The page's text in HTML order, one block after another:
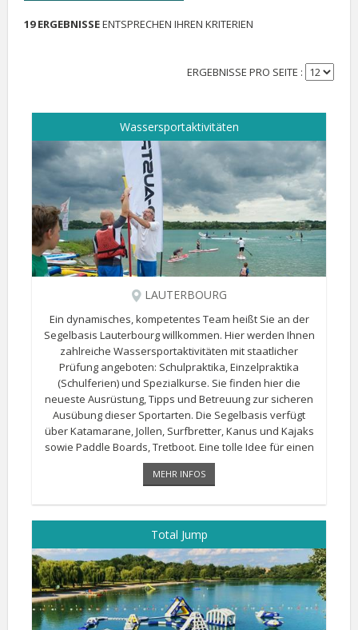
19 ERGEBNISSEENTSPRECHEN IHREN KRITERIEN
ERGEBNISSE PRO SEITE :
Wassersportaktivitäten
LAUTERBOURG
Ein dynamisches, kompetentes Team heißt Sie an der
Segelbasis Lauterbourg willkommen. Hier werden Ihnen
zahlreiche Wassersportaktivitäten mit staatlicher
Prüfung angeboten: Schulpraktika, Einzelpraktika
(Schulferien) und Spezialkurse. Sie finden hier die
neueste Ausrüstung, Tipps und Betreuung zur sicheren
Ausübung dieser Sportarten. Die Segelbasis verfügt
über Katamarane, Jollen, Surfbretter, Kanus und Kajaks
sowie Paddle Boards, Tretboot. Eine tolle Idee für einen
angenehmen Tag mit der Familie oder unter Freunde.
MEHR INFOS
Total Jump